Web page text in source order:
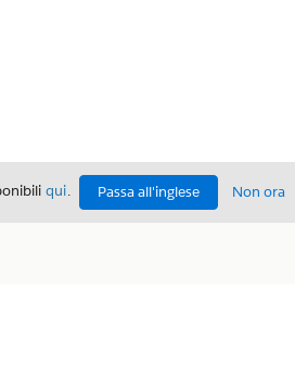
qui. Passa all'inglese Non ora